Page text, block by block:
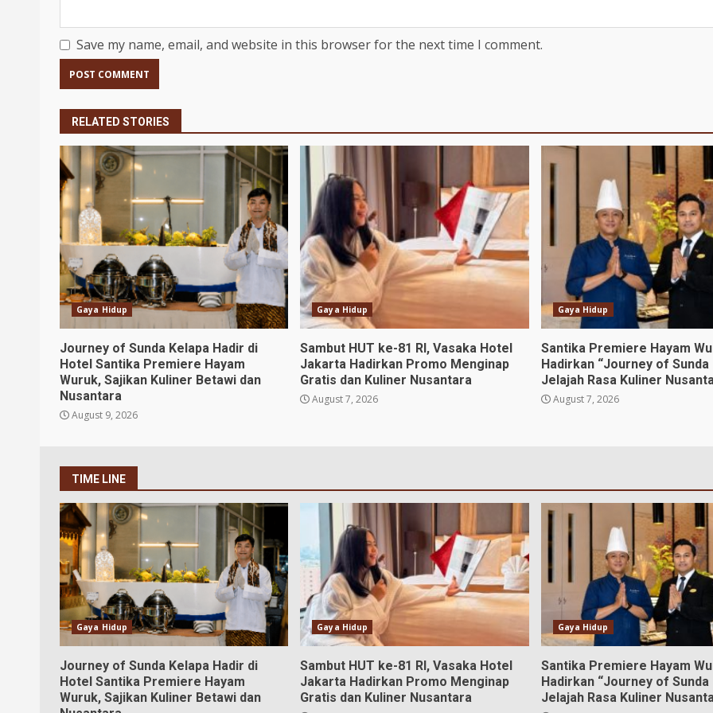
Save my name, email, and website in this browser for the next time I comment.
RELATED STORIES
Gaya Hidup
Journey of Sunda Kelapa Hadir di
Hotel Santika Premiere Hayam
Wuruk, Sajikan Kuliner Betawi dan
Nusantara
August 9, 2026
Gaya Hidup
Sambut HUT ke-81 RI, Vasaka Hotel
Jakarta Hadirkan Promo Menginap
Gratis dan Kuliner Nusantara
August 7, 2026
Gaya Hidup
Santika Premiere Hayam
Hadirkan “Journey of Sunda
Jelajah Rasa Kuliner
August 7, 2026
TIME LINE
Gaya Hidup
Journey of Sunda Kelapa Hadir di
Hotel Santika Premiere Hayam
Wuruk, Sajikan Kuliner Betawi dan
Gaya Hidup
Sambut HUT ke-81 RI, Vasaka Hotel
Jakarta Hadirkan Promo Menginap
Gratis dan Kuliner Nusantara
Gaya Hidup
Santika Premiere Hayam
Hadirkan “Journey of Sunda
Jelajah Rasa Kuliner